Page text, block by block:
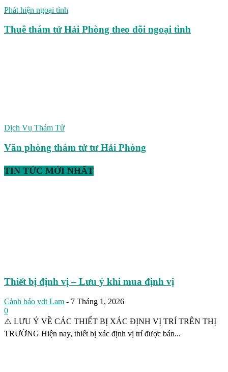
Phát hiện ngoại tình
Thuê thám tử Hải Phòng theo dõi ngoại tình
Dịch Vụ Thám Tử
Văn phòng thám tử tư Hải Phòng
TIN TỨC MỚI NHẤT
Thiết bị định vị – Lưu ý khi mua định vị
Cảnh báo vdt Lam - 7 Tháng 1, 2026
0
⚠️ LƯU Ý VỀ CÁC THIẾT BỊ XÁC ĐỊNH VỊ TRÍ TRÊN THỊ
TRƯỜNG Hiện nay, thiết bị xác định vị trí được bán...